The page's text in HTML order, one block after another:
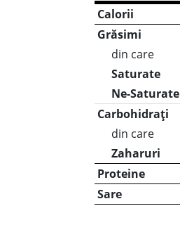
Calorii
Grăsimi
din care
Saturate
Ne-Saturate
Carbohidrați
din care
Zaharuri
Proteine
Sare